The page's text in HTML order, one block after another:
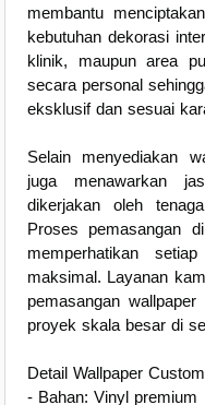
membantu
kebutuhan dekorasi
klinik, maupun area
secara personal
eksklusif dan sesuai
Selain menyediakan
juga menawarkan
dikerjakan oleh
Proses pemasangan
memperhatikan
maksimal. Layanan
pemasangan
proyek skala besar di
Detail Wallpaper
- Bahan: Vinyl premium